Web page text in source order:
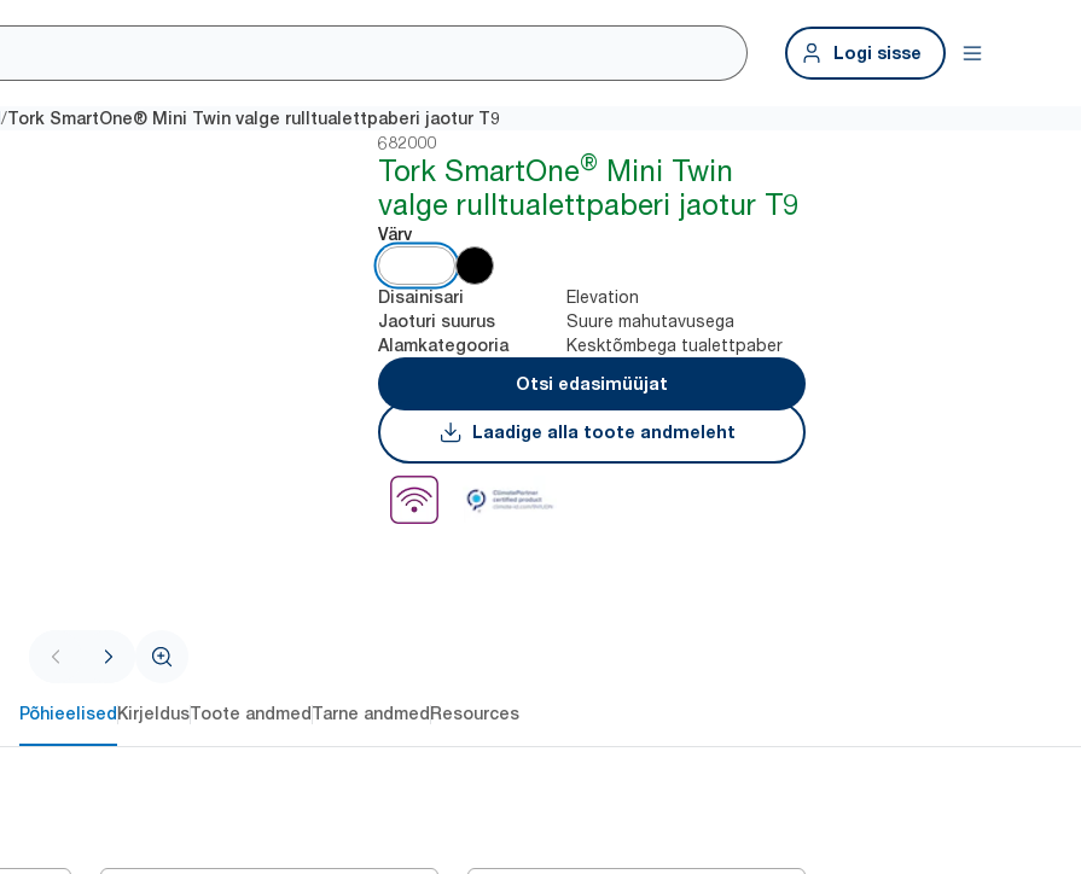
Logi sisse
/Tork SmartOne® Mini Twin valge rulltualettpaberi jaotur T9
682000
Tork SmartOne® Mini Twin
valge rulltualettpaberi jaotur T9
Värv
Disainisari Elevation
Jaoturi suurus Suure mahutavusega
Alamkategooria
Kesktõmbega tualettpaber
Otsi edasimüüjat
Laadige alla toote andmeleht
Põhieelised KirjeldusToote andmedTarne andmed Resources